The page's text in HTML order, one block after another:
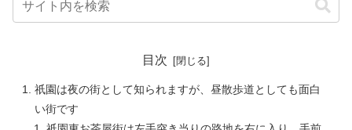
目次
祇園は夜の街として知られますが、昼散歩道としても面白
い街です